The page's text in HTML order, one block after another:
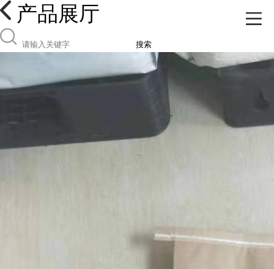
产品展厅
搜索